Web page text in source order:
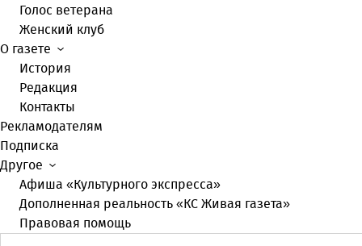
Голос ветерана
Женский клуб
О газете
История
Редакция
Контакты
Рекламодателям
Подписка
Другое
Афиша «Культурного экспресса»
Дополненная реальность «КС Живая газета»
Правовая помощь